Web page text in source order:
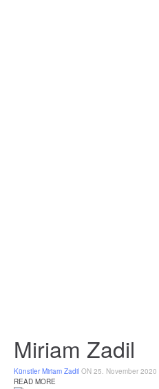
Miriam Zadil
Künstler Miriam Zadil ON 25. November 2020
READ MORE